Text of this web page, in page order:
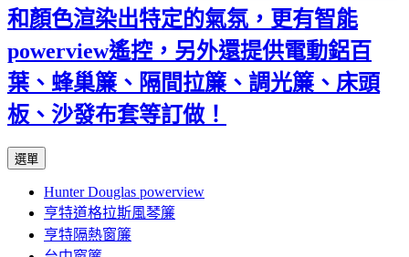
和顏色渲染出特定的氣氛，更有智能
powerview遙控，另外還提供電動鋁百
葉、蜂巢簾、隔間拉簾、調光簾、床頭
板、沙發布套等訂做！
選單
內
容
Hunter Douglas powerview
亨特道格拉斯風琴簾
亨特隔熱窗簾